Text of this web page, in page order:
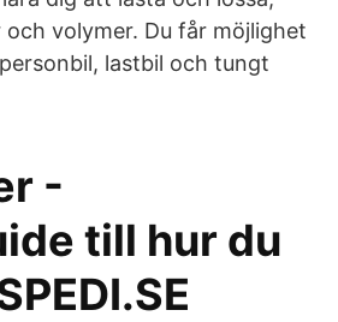
volymer. Du får möjlighet
lastbil och tungt
-
till hur du